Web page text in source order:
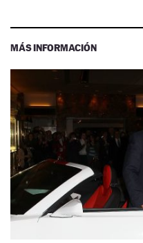
MÁS INFORMACIÓN